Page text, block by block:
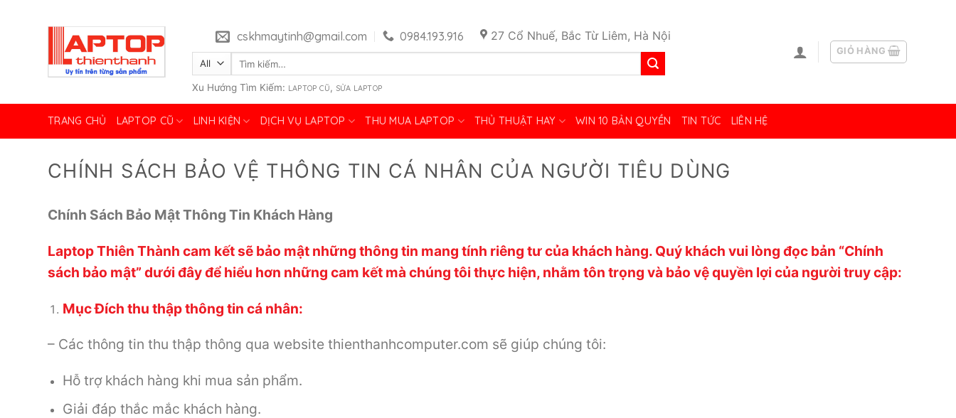
cskhmaytinh@gmail.com 0984.193.916 27 Cổ Nhuế, Bắc Từ Liêm, Hà Nội
Tìm
Xu Hướng Tìm Kiếm: LAPTOP CŨ, SỬA LAPTOP
GIỎ HÀNG
TRANG CHỦ LAPTOP CŨ LINH KIỆN DỊCH VỤ LAPTOP THU MUA LAPTOP THỦ THUẬT HAY WIN 10 BẢN QUYỀN TIN TỨC LIÊN HỆ
CHÍNH SÁCH BẢO VỆ THÔNG TIN CÁ NHÂN CỦA NGƯỜI TIÊU DÙNG
Chính Sách Bảo Mật Thông Tin Khách Hàng
Laptop Thiên Thành cam kết sẽ bảo mật những thông tin mang tính riêng tư của khách hàng. Quý khách vui lòng đọc bản “Chính
sách bảo mật” dưới đây để hiểu hơn những cam kết mà chúng tôi thực hiện, nhằm tôn trọng và bảo vệ quyền lợi của người truy cập:
Mục Đích thu thập thông tin cá nhân:
– Các thông tin thu thập thông qua website thienthanhcomputer.com sẽ giúp chúng tôi:
Hỗ trợ khách hàng khi mua sản phẩm.
Giải đáp thắc mắc khách hàng.